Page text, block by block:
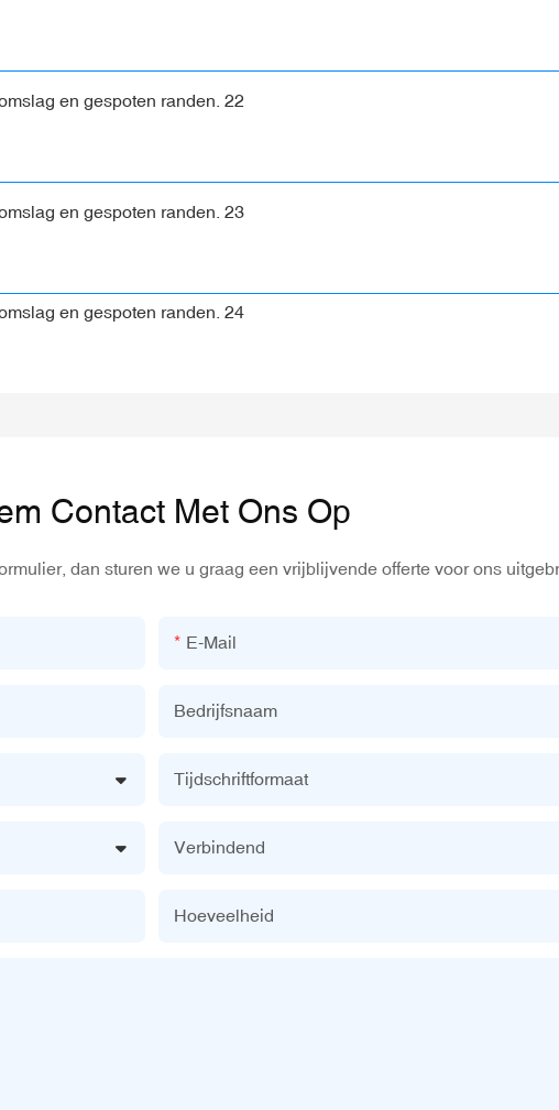
Contact Met Ons Op
dan sturen we u graag een vrijblijvende offerte voor ons
E-Mail
Bedrijfsnaam
Tijdschriftformaat
Verbindend
Hoeveelheid